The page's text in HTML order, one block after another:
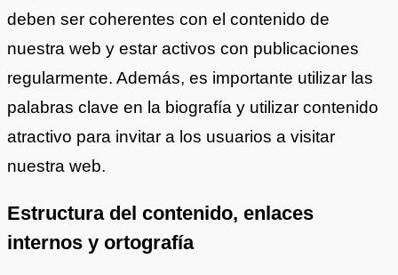
deben ser coherentes con el contenido de
nuestra web y estar activos con publicaciones
regularmente. Además, es importante utilizar las
palabras clave en la biografía y utilizar contenido
atractivo para invitar a los usuarios a visitar
nuestra web.
Estructura del contenido, enlaces
internos y ortografía